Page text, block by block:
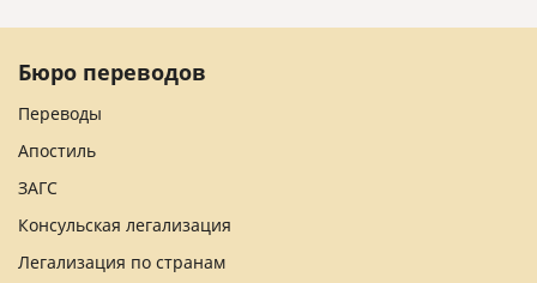
Бюро переводов
Переводы
Апостиль
ЗАГС
Консульская легализация
Легализация по странам